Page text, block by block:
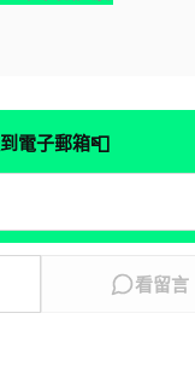
電子郵箱📮
看留言